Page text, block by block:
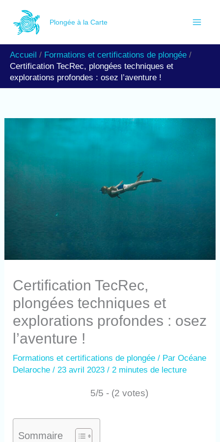
contenu
Plongée à la Carte
Accueil
Formations et certifications de plongée
Certification TecRec, plongées techniques et
explorations profondes : osez l’aventure !
Certification TecRec,
plongées techniques et
explorations profondes : osez
l’aventure !
Formations et certifications de plongée / ParOcéane
Delaroche/23 avril 2023/2 minutes de lecture
5/5 - (2 votes)
Sommaire
e
h
e
r